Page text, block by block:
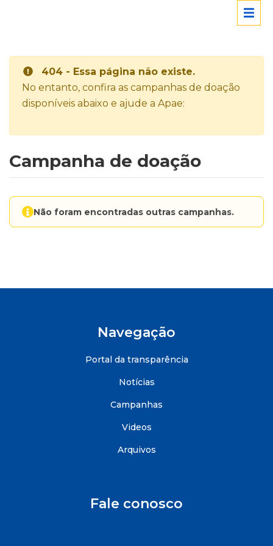
404 - Essa página não existe.
No entanto, confira as campanhas de doação
disponíveis abaixo e ajude a Apae:
Campanha de doação
Não foram encontradas outras campanhas.
Navegação
Portal da transparência
Notícias
Campanhas
Videos
Arquivos
Fale conosco